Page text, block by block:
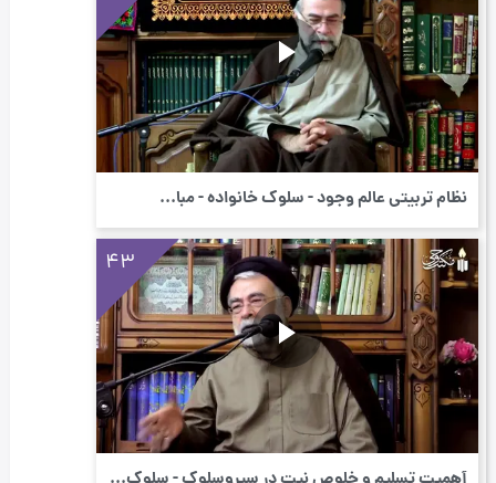
نظام تربیتی عالم وجود - سلوک خانواده - مبا...
43